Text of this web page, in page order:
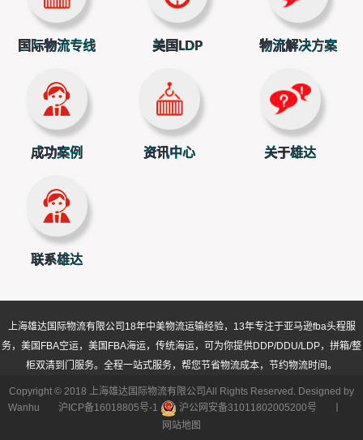
国际物流专线 美国LDP 物流解决方案
成功案例 资讯中心 关于雄达
联系雄达
上海雄达国际物流有限公司 18年中美物流运输经验，13年专注于亚马逊fba头程服
务，美国FBA空运，美国FBA海运，传统海运，可为你提供DDP/DDU/LDP，拼箱/整
柜双清到门服务。全程一站式服务，帮您节省物流成本，节约物流时间。
Copyright © 2018 上海雄达国际物流有限公司All Rights Reserved. Designed by
Wanhu
沪ICP备16018805号-1 沪公网安备31011802005200号
网站地图